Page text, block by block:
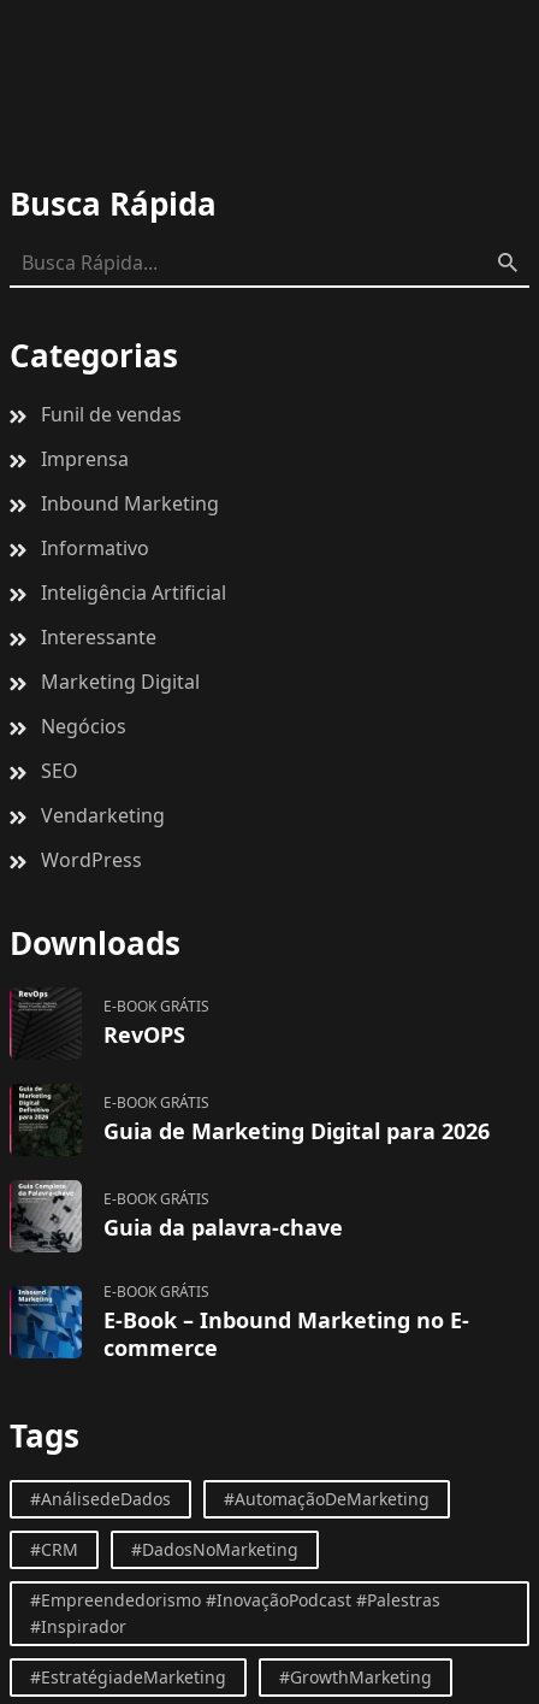
Busca Rápida
Categorias
Funil de vendas
Imprensa
Inbound Marketing
Informativo
Inteligência Artificial
Interessante
Marketing Digital
Negócios
SEO
Vendarketing
WordPress
Downloads
E-BOOK GRÁTIS
RevOPS
E-BOOK GRÁTIS
Guia de Marketing Digital para 2026
E-BOOK GRÁTIS
Guia da palavra-chave
E-BOOK GRÁTIS
E-Book – Inbound Marketing no E-
commerce
Tags
#AnálisedeDados #AutomaçãoDeMarketing
#CRM #DadosNoMarketing
#Empreendedorismo #InovaçãoPodcast #Palestras
#Inspirador
#EstratégiadeMarketing #GrowthMarketing